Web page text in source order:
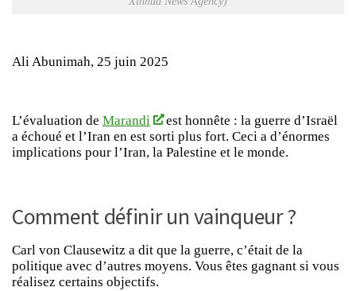
Ali Abunimah, 25 juin 2025
L’évaluation de Marandi
est honnête : la guerre d’Israël
a échoué et l’Iran en est sorti plus fort. Ceci a d’énormes
implications pour l’Iran, la Palestine et le monde.
Comment définir un vainqueur ?
Carl von Clausewitz a dit que la guerre, c’était de la
politique avec d’autres moyens. Vous êtes gagnant si vous
réalisez certains objectifs.